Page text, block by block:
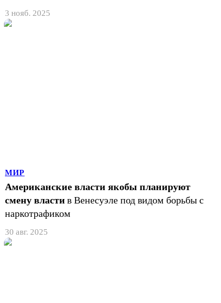
3 нояб. 2025
МИР
Американские власти якобы планируют
смену власти в Венесуэле под видом борьбы с
наркотрафиком
30 авг. 2025